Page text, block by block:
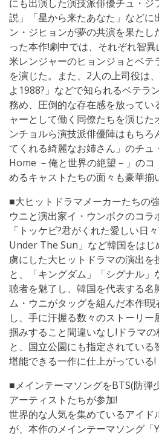
にも出演した演技派俳優チュ・ジ
説」「星から来たあなた」などに
ン・ジヒョンが夢の共演を果た
った本作!劇中では、それぞれ智
米レンジャーのヒョンジョとベテ
を演じた。また、2人の上司役は
よ1988?」などで知られるベテラ
務め、圧倒的な存在感を放ってい
ャーとして働く同僚たちを演じ
ンチョルら演技派俳優陣はもちろ
てくれる綺麗なお姉さん」のチ
Home －俺と世界の絶望－」のコ
めるキャストたちの面々も豪華揃
■大ヒットドラマメーカーたちの
ウニと演出家イ・ウンボクのコラ
「トッケビ?君がくれた愛しい日
Under The Sun」など韓国をはじ
虜にした大ヒットドラマの演出を
と、「キングダム」「シグナル
聴者を魅了し、韓国を代表する名
ム・ウニがタッグを組んだ本作!
し、手に汗握る数々のストーリ
掴みすること間違いなし!ドラマ
と、国立公園にも指定されている
堪能できる一作に仕上がっている!
■メインテーマソングをBTS(防弾
アーティストたちが参加!
世界的な人気を集めているアイド
が、本作のメインテーマソング「